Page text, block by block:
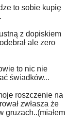
to sobie kupię
z dopiskiem
ale zero
to nic nie
świadków...
roszczenie na
zwłasza że
gruzach..(miałem